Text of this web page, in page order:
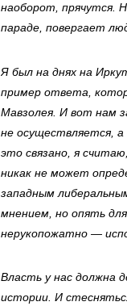
наоборот, прячутся.
параде, повергает
Я был на днях на
пример ответа,
Мавзолея. И вот нам
не осуществляется,
это связано, я
никак не может
западным
мнением, но опять
нерукопожатно —
Власть у нас должна
истории. И